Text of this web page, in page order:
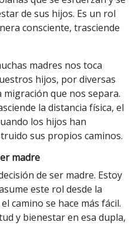
de sus hijos. Es un rol
consciente, trasciende
madres nos toca
hijos, por diversas
migración que nos separa.
la distancia física, el
los hijos han
sus propios caminos.
madre
de ser madre. Estoy
este rol desde la
camino se hace más fácil.
y bienestar en esa dupla,